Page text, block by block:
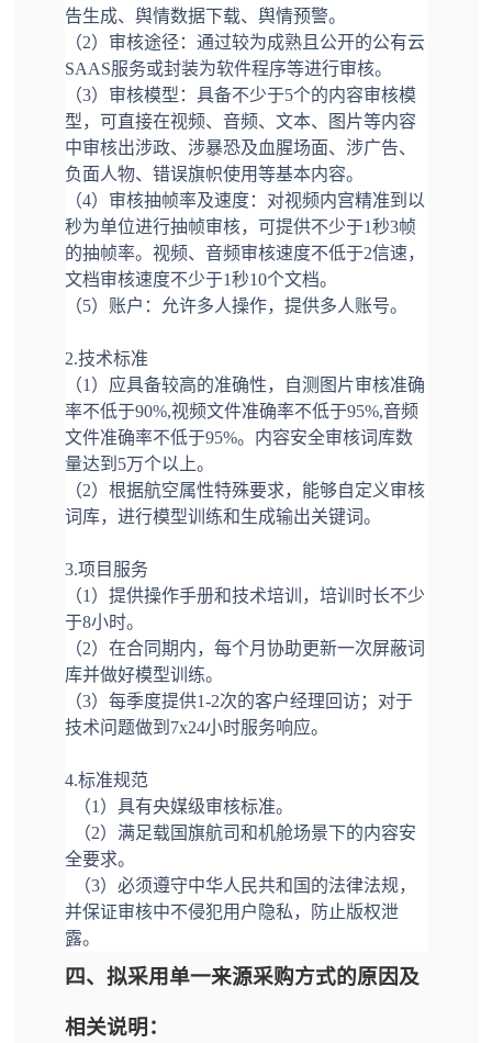
告生成、舆情数据下载、舆情预警。
（2）审核途径：通过较为成熟且公开的公有云
SAAS服务或封装为软件程序等进行审核。
（3）审核模型：具备不少于5个的内容审核模
型，可直接在视频、音频、文本、图片等内容
中审核出涉政、涉暴恐及血腥场面、涉广告、
负面人物、错误旗帜使用等基本内容。
（4）审核抽帧率及速度：对视频内宫精准到以
秒为单位进行抽帧审核，可提供不少于1秒3帧
的抽帧率。视频、音频审核速度不低于2信速，
文档审核速度不少于1秒10个文档。
（5）账户：允许多人操作，提供多人账号。
2.技术标准
（1）应具备较高的准确性，自测图片审核准确
率不低于90%,视频文件准确率不低于95%,音频
文件准确率不低于95%。内容安全审核词库数
量达到5万个以上。
（2）根据航空属性特殊要求，能够自定义审核
词库，进行模型训练和生成输出关键词。
3.项目服务
（1）提供操作手册和技术培训，培训时长不少
于8小时。
（2）在合同期内，每个月协助更新一次屏蔽词
库并做好模型训练。
（3）每季度提供1-2次的客户经理回访；对于
技术问题做到7x24小时服务响应。
4.标准规范
（1）具有央媒级审核标准。
（2）满足载国旗航司和机舱场景下的内容安
全要求。
（3）必须遵守中华人民共和国的法律法规，
并保证审核中不侵犯用户隐私，防止版权泄
露。
四、拟采用单一来源采购方式的原因及
相关说明：